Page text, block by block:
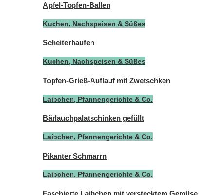
Apfel-Topfen-Ballen
Kuchen, Nachspeisen & Süßes
Scheiterhaufen
Kuchen, Nachspeisen & Süßes
Topfen-Grieß-Auflauf mit Zwetschken
Laibchen, Pfannengerichte & Co.
Bärlauchpalatschinken gefüllt
Laibchen, Pfannengerichte & Co.
Pikanter Schmarrn
Laibchen, Pfannengerichte & Co.
Faschierte Laibchen mit verstecktem Gemüse